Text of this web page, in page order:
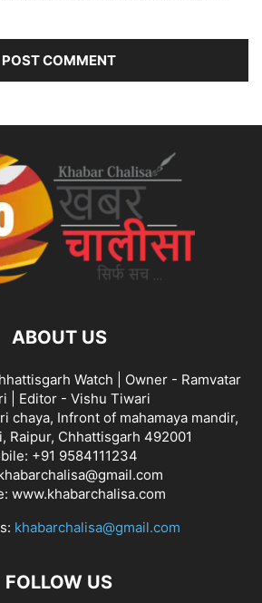
ABOUT US
Watch | Owner - Ramvatar
| Editor - Vishu Tiwari
chaya, Infront of mahamaya mandir,
Raipur, Chhattisgarh 492001
+91 9584111234
www.khabarchalisa.com
khabarchalisa@gmail.com
FOLLOW US